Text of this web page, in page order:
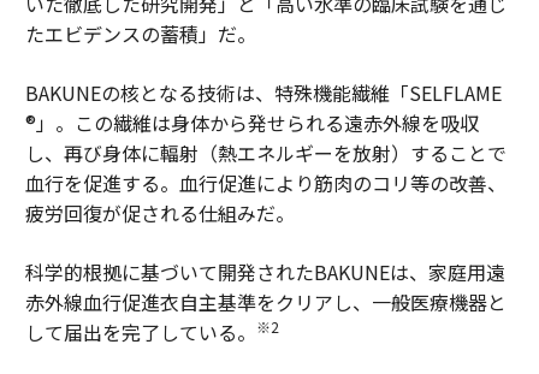
たエビデンスの蓄積」だ。
BAKUNEの核となる技術は、特殊機能繊維「SELFLAME
®」。この繊維は身体から発せられる遠赤外線を吸収
し、再び身体に輻射（熱エネルギーを放射）することで
血行を促進する。血行促進により筋肉のコリ等の改善、
疲労回復が促される仕組みだ。
科学的根拠に基づいて開発されたBAKUNEは、家庭用遠
赤外線血行促進衣自主基準をクリアし、一般医療機器と
して届出を完了している。
※2